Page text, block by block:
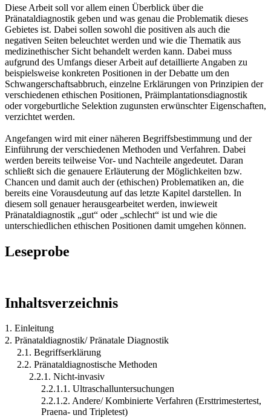
Diese Arbeit soll vor allem einen Überblick über die
Pränataldiagnostik geben und was genau die Problematik dieses
Gebietes ist. Dabei sollen sowohl die positiven als auch die
negativen Seiten beleuchtet werden und wie die Thematik aus
medizinethischer Sicht behandelt werden kann. Dabei muss
aufgrund des Umfangs dieser Arbeit auf detaillierte Angaben zu
beispielsweise konkreten Positionen in der Debatte um den
Schwangerschaftsabbruch, einzelne Erklärungen von Prinzipien der
verschiedenen ethischen Positionen, Präimplantationsdiagnostik
oder vorgeburtliche Selektion zugunsten erwünschter Eigenschaften,
verzichtet werden.
Angefangen wird mit einer näheren Begriffsbestimmung und der
Einführung der verschiedenen Methoden und Verfahren. Dabei
werden bereits teilweise Vor- und Nachteile angedeutet. Daran
schließt sich die genauere Erläuterung der Möglichkeiten bzw.
Chancen und damit auch der (ethischen) Problematiken an, die
bereits eine Vorausdeutung auf das letzte Kapitel darstellen. In
diesem soll genauer herausgearbeitet werden, inwieweit
Pränataldiagnostik „gut“ oder „schlecht“ ist und wie die
unterschiedlichen ethischen Positionen damit umgehen können.
Leseprobe
Inhaltsverzeichnis
1. Einleitung
2. Pränataldiagnostik/ Pränatale Diagnostik
2.1. Begriffserklärung
2.2. Pränataldiagnostische Methoden
2.2.1. Nicht-invasiv
2.2.1.1. Ultraschalluntersuchungen
2.2.1.2. Andere/ Kombinierte Verfahren (Ersttrimestertest,
Praena- und Tripletest)